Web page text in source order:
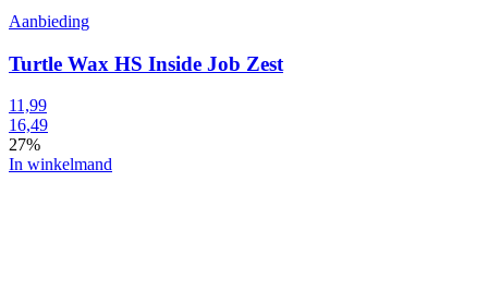
Aanbieding
Turtle Wax HS Inside Job Zest
11,99
16,49
27%
In winkelmand